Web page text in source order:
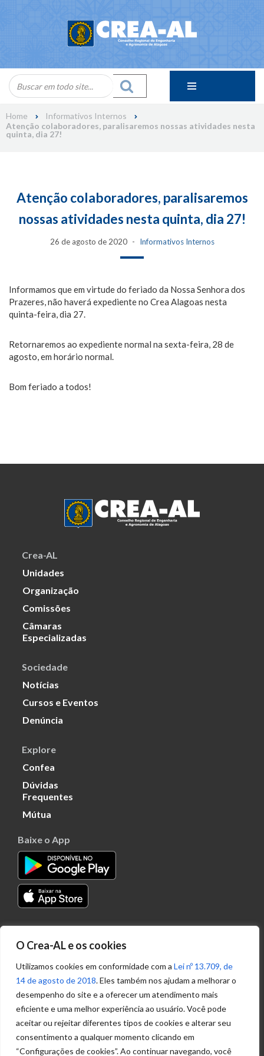
O Crea-AL e os cookies
Utilizamos cookies em conformidade com a Lei nº 13.709, de
14 de agosto de 2018. Eles também nos ajudam a melhorar o
desempenho do site e a oferecer um atendimento mais
eficiente e uma melhor experiência ao usuário. Você pode
aceitar ou rejeitar diferentes tipos de cookies e alterar seu
consentimento a qualquer momento clicando em
“Configurações de cookies”. Ao continuar navegando, você
Home
Informativos Internos
Atenção colaboradores, paralisaremos nossas atividades nesta
quinta, dia 27!
Atenção colaboradores, paralisaremos
nossas atividades nesta quinta, dia 27!
26 de agosto de 2020 Informativos Internos
Informamos que em virtude do feriado da Nossa Senhora dos
Prazeres, não haverá expediente no Crea Alagoas nesta
quinta-feira, dia 27.
Retornaremos ao expediente normal na sexta-feira, 28 de
agosto, em horário normal.
Bom feriado a todos!
Crea-AL
Unidades
Organização
Comissões
Câmaras
Especializadas
Sociedade
Notícias
Cursos e Eventos
Denúncia
Explore
Confea
Dúvidas
Frequentes
Mútua
Baixe o App
Transparência
Portal
Acesso à
Informação
Política de
Privacidade de
Ouvidoria